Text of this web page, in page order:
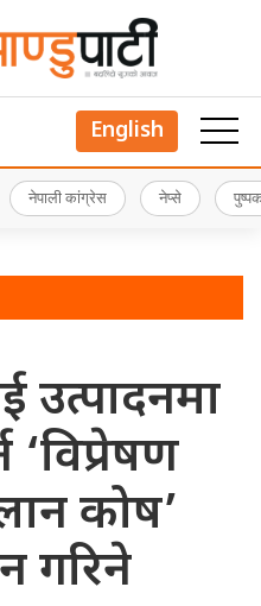
English
नेपाली कांग्रेस नेप्से
उत्पादनमा
‘विप्रेषण
कोष’
गरिने